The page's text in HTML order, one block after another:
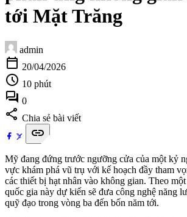
tới Mặt Trăng
admin
calendar_today 20/04/2026
schedule 10 phút
forum 0
share Chia sẻ bài viết
link
Mỹ đang đứng trước ngưỡng cửa của một kỷ
vực khám phá vũ trụ với kế hoạch đầy tham
các thiết bị hạt nhân vào không gian. Theo một
quốc gia này dự kiến sẽ đưa công nghệ năng
quỹ đạo trong vòng ba đến bốn năm tới.